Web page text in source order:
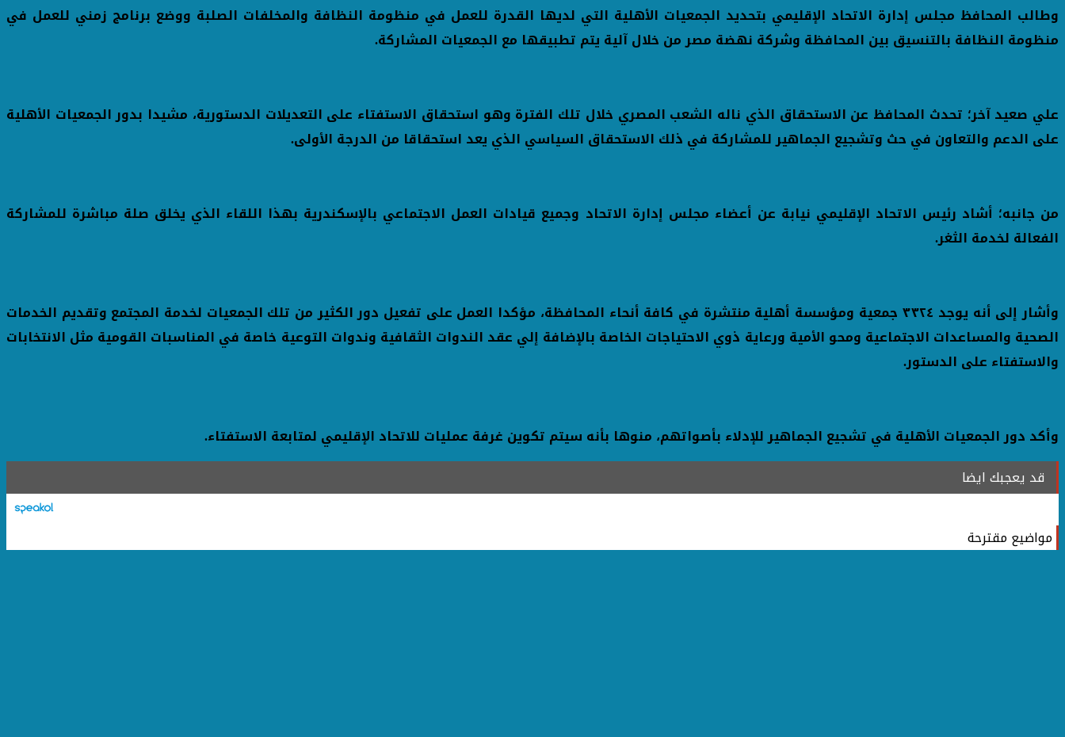
وطالب المحافظ مجلس إدارة الاتحاد الإقليمي بتحديد الجمعيات الأهلية التي لديها القدرة للعمل في منظومة النظافة والمخلفات الصلبة ووضع برنامج زمني للعمل في
منظومة النظافة بالتنسيق بين المحافظة وشركة نهضة مصر من خلال آلية يتم تطبيقها مع الجمعيات المشاركة.
علي صعيد آخر؛ تحدث المحافظ عن الاستحقاق الذي ناله الشعب المصري خلال تلك الفترة وهو استحقاق الاستفتاء على التعديلات الدستورية، مشيدا بدور الجمعيات الأهلية
على الدعم والتعاون في حث وتشجيع الجماهير للمشاركة في ذلك الاستحقاق السياسي الذي يعد استحقاقا من الدرجة الأولى.
من جانبه؛ أشاد رئيس الاتحاد الإقليمي نيابة عن أعضاء مجلس إدارة الاتحاد وجميع قيادات العمل الاجتماعي بالإسكندرية بهذا اللقاء الذي يخلق صلة مباشرة للمشاركة
الفعالة لخدمة الثغر.
وأشار إلى أنه يوجد ٣٣٢٤ جمعية ومؤسسة أهلية منتشرة في كافة أنحاء المحافظة، مؤكدا العمل على تفعيل دور الكثير من تلك الجمعيات لخدمة المجتمع وتقديم الخدمات
الصحية والمساعدات الاجتماعية ومحو الأمية ورعاية ذوي الاحتياجات الخاصة بالإضافة إلي عقد الندوات الثقافية وندوات التوعية خاصة في المناسبات القومية مثل الانتخابات
والاستفتاء على الدستور.
وأكد دور الجمعيات الأهلية في تشجيع الجماهير للإدلاء بأصواتهم، منوها بأنه سيتم تكوين غرفة عمليات للاتحاد الإقليمي لمتابعة الاستفتاء.
قد يعجبك ايضا
مواضيع مقترحة